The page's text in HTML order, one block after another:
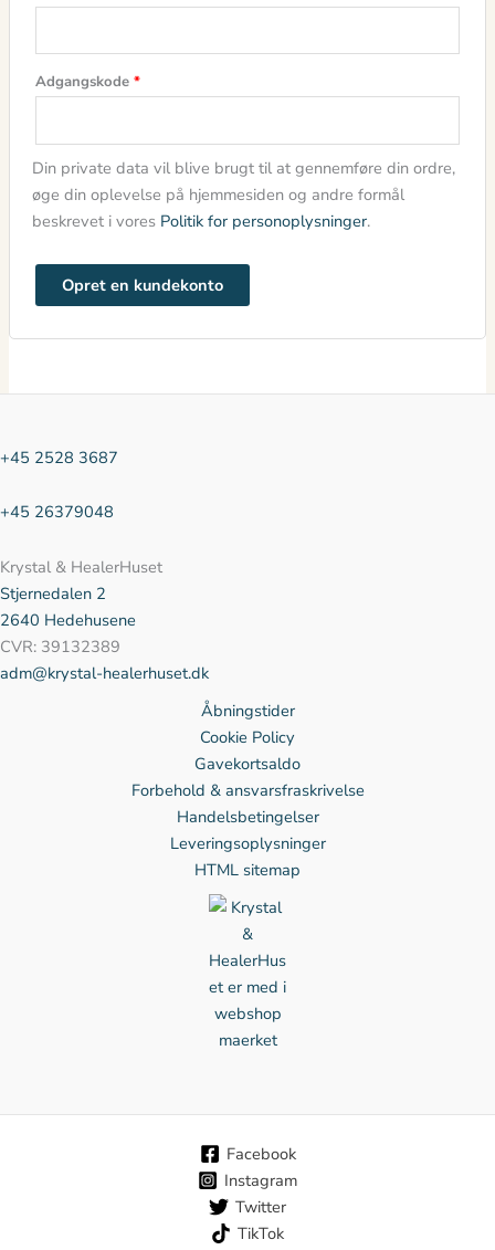
Adgangskode *
Din private data vil blive brugt til at gennemføre din ordre,
øge din oplevelse på hjemmesiden og andre formål
beskrevet i vores Politik for personoplysninger.
Opret en kundekonto
+45 2528 3687
+45 26379048
Krystal & HealerHuset
Stjernedalen 2
2640 Hedehusene
CVR: 39132389
adm@krystal-healerhuset.dk
Åbningstider
Cookie Policy
Gavekortsaldo
Forbehold & ansvarsfraskrivelse
Handelsbetingelser
Leveringsoplysninger
HTML sitemap
Facebook
Instagram
Twitter
TikTok